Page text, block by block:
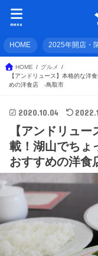
menu
HOME 2025年開店・
HOME
グルメ
【アンドリュース】本格的な洋
めの洋食店 -鳥取市
2020.10.04
【アンドリュ
載！湖山でちょ
おすすめの洋